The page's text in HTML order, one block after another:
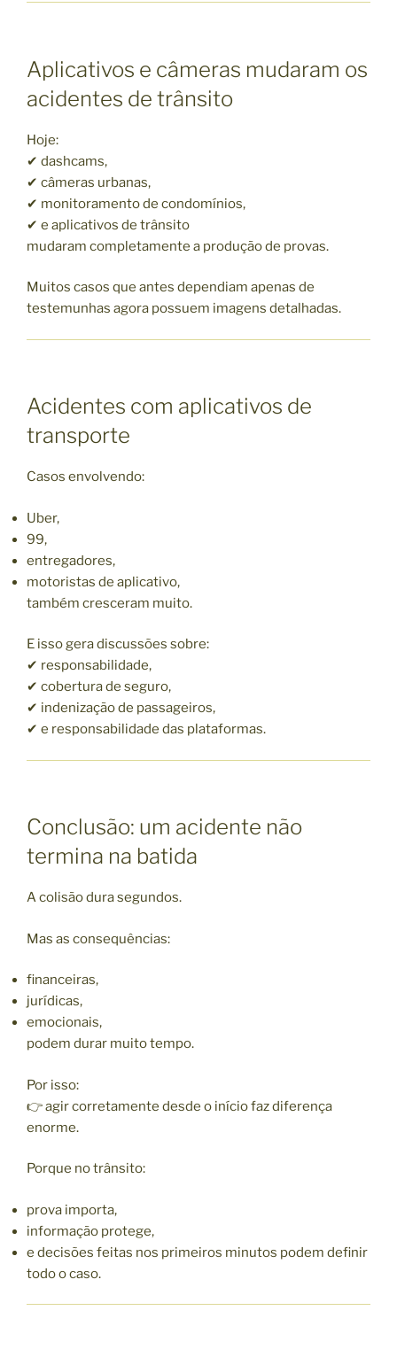
Aplicativos e câmeras mudaram os
acidentes de trânsito
Hoje:
✔ dashcams,
✔ câmeras urbanas,
✔ monitoramento de condomínios,
✔ e aplicativos de trânsito
mudaram completamente a produção de provas.
Muitos casos que antes dependiam apenas de
testemunhas agora possuem imagens detalhadas.
Acidentes com aplicativos de
transporte
Casos envolvendo:
Uber,
99,
entregadores,
motoristas de aplicativo,
também cresceram muito.
E isso gera discussões sobre:
✔ responsabilidade,
✔ cobertura de seguro,
✔ indenização de passageiros,
✔ e responsabilidade das plataformas.
Conclusão: um acidente não
termina na batida
A colisão dura segundos.
Mas as consequências:
financeiras,
jurídicas,
emocionais,
podem durar muito tempo.
Por isso:
👉 agir corretamente desde o início faz diferença
enorme.
Porque no trânsito:
prova importa,
informação protege,
e decisões feitas nos primeiros minutos podem definir
todo o caso.